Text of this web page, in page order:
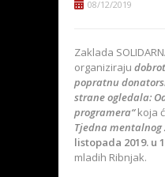
08/12/2019
Zaklada
organiziraju
popratnu
strane ogledala:
programera“koja
Tjedna mentalnog
listopada 2019. u
mladih Ribnjak.